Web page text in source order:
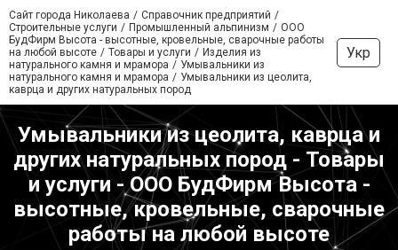
Сайт города Николаева
Справочник предприятий
Строительные услуги
Промышленный альпинизм
ООО
БудФирм Высота - высотные, кровельные, сварочные работы
на любой высоте
Товары и услуги
Изделия из
натурального камня и мрамора
Умывальники из
натурального камня и мрамора
Умывальники из цеолита,
каврца и других натуральных пород
Укр
Умывальники из цеолита, каврца и
других натуральных пород - Товары
и услуги - ООО БудФирм Высота -
высотные, кровельные, сварочные
работы на любой высоте